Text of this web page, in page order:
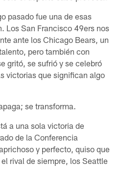
pasado fue una de esas
Los San Francisco 49ers nos
ante los Chicago Bears, un
pero también con
gritó, se sufrió y se celebró
victorias que significan algo
se transforma.
a una sola victoria de
de la Conferencia
y perfecto, quiso que
rival de siempre, los Seattle